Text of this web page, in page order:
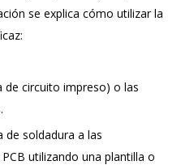
se explica cómo utilizar la
de circuito impreso) o las
de soldadura a las
utilizando una plantilla o